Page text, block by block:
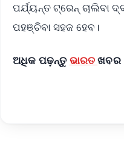
ପର୍ଯ୍ୟନ୍ତ ଟ୍ରେନ୍ ଚାଲିବା
ପହଞ୍ଚିବା ସହଜ ହେବ।
ଅଧିକ ପଢ଼ନ୍ତୁ ଭାରତଖବର